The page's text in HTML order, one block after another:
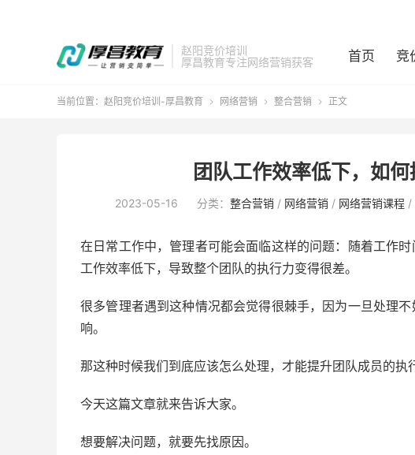
赵阳竞价培训
厚昌教育专注网络营销获客
首页 竞
当前位置： 赵阳竞价培训-厚昌教育  网络营销  整合营销  正文
团队工作效率低下，如何
2023-05-16 分类： 整合营销 / 网络营销 / 网络营销课程 /
在日常工作中，管理者可能会面临这样的问题：随着工作
工作效率低下，导致整个团队的执行力变得很差。
很多管理者遇到这种情况都会觉得很棘手，因为一旦处理
响。
那这种时候我们到底应该怎么处理，才能提升团队成员的执
今天这篇文章就来告诉大家。
想要解决问题，就要先找原因。